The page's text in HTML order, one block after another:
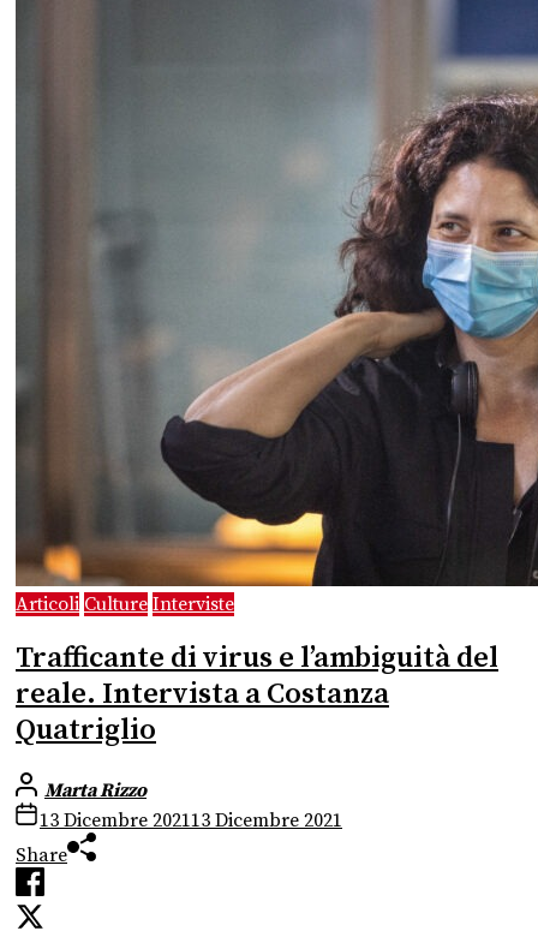
Articoli Culture Interviste
Trafficante di virus e l’ambiguità del
reale. Intervista a Costanza
Quatriglio
Marta Rizzo
13 Dicembre 202113 Dicembre 2021
Share